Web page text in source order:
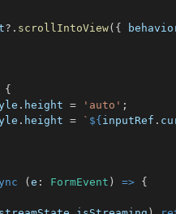
?. scrollIntoView( {
{
. height = 'auto' ;
. height = ` ${inputRef .
(e : FormEvent ) => {